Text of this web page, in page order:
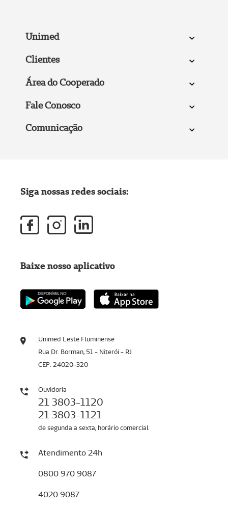
Unimed
Clientes
Área do Cooperado
Fale Conosco
Comunicação
Unimed Leste Fluminense
Rua Dr. Borman, 51 - Niterói - RJ
CEP: 24020-320
Ouvidoria
21 3803-1120
21 3803-1121
de segunda a sexta, horário comercial
Atendimento 24h
0800 970 9087
4020 9087
Siga nossas redes sociais:
Baixe nosso aplicativo